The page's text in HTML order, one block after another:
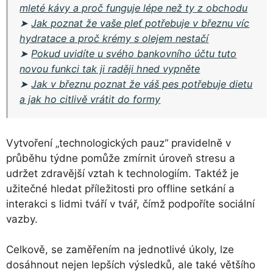
mleté kávy a proč funguje lépe než ty z obchodu
➤Jak poznat že vaše pleť potřebuje v březnu víc
hydratace a proč krémy s olejem nestačí
➤ Pokud uvidíte u svého bankovního účtu tuto
novou funkci tak ji raději hned vypněte
➤Jak v březnu poznat že váš pes potřebuje dietu
a jak ho citlivě vrátit do formy
Vytvoření „technologických pauz“ pravidelně v
průběhu týdne pomůže zmírnit úroveň stresu a
udržet zdravější vztah k technologiím. Taktéž je
užitečné hledat příležitosti pro offline setkání a
interakci s lidmi tváří v tvář, čímž podpoříte sociální
vazby.
Celkově, se zaměřením na jednotlivé úkoly, lze
dosáhnout nejen lepších výsledků, ale také většího